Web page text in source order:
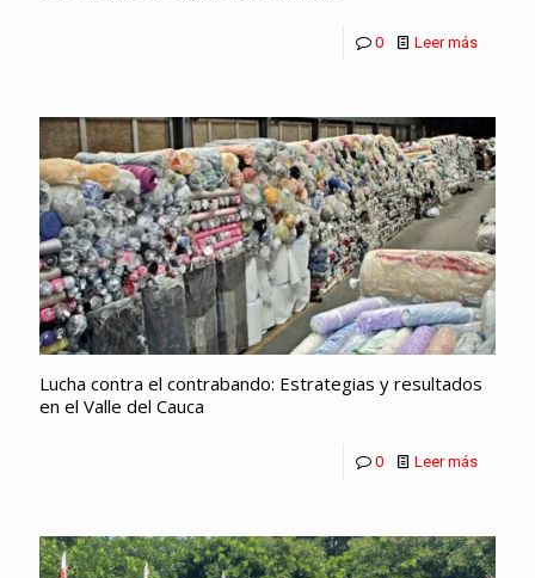
0 Leer más
Lucha contra el contrabando: Estrategias y resultados
en el Valle del Cauca
0 Leer más